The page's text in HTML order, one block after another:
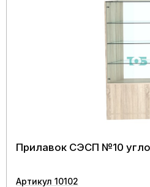
Прилавок СЭСП №10
Артикул 10102